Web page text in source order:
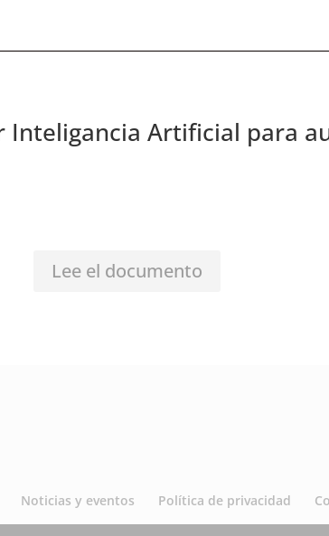
Artificial para
Lee el documento
Noticias y eventos Política de privacidad